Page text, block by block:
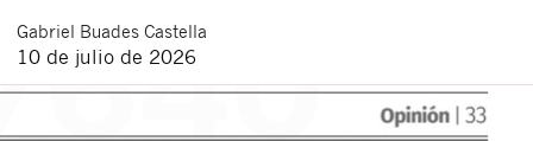
Gabriel Buades Castella
10 de julio de 2026